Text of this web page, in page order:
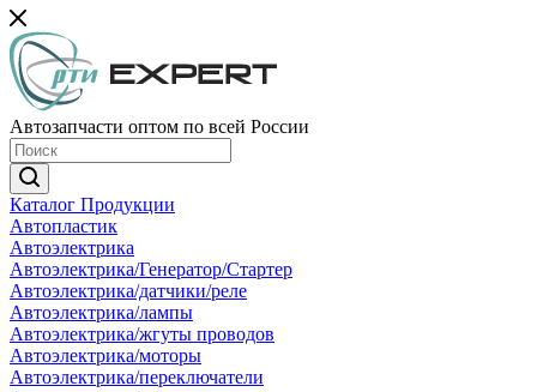
Автозапчасти оптом по всей России
Каталог Продукции
Автопластик
Автоэлектрика
Автоэлектрика/Генератор/Стартер
Автоэлектрика/датчики/реле
Автоэлектрика/лампы
Автоэлектрика/жгуты проводов
Автоэлектрика/моторы
Автоэлектрика/переключатели